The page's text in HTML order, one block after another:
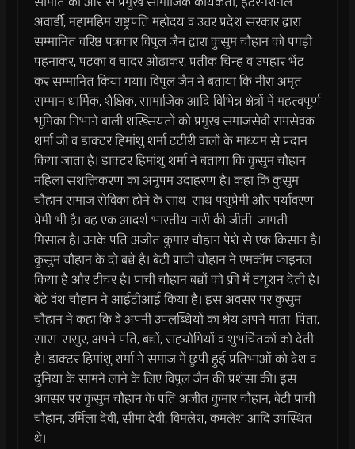
अवार्डी, महामहिम राष्ट्रपति महोदय व उत्तर प्रदेश सरकार द्वारा
सम्मानित वरिष्ठ पत्रकार विपुल जैन द्वारा कुसुम चौहान को पगड़ी
पहनाकर, पटका व चादर ओढ़ाकर, प्रतीक चिन्ह व उपहार भेंट
कर सम्मानित किया गया। विपुल जैन ने बताया कि नीरा अमृत
सम्मान धार्मिक, शैक्षिक, सामाजिक आदि विभिन्न क्षेत्रों में महत्वपूर्ण
भूमिका निभाने वाली शख्सियतों को प्रमुख समाजसेवी रामसेवक
शर्मा जी व डाक्टर हिमांशु शर्मा टटीरी वालों के माध्यम से प्रदान
किया जाता है। डाक्टर हिमांशु शर्मा ने बताया कि कुसुम चौहान
महिला सशक्तिकरण का अनुपम उदाहरण है। कहा कि कुसुम
चौहान समाज सेविका होने के साथ-साथ पशुप्रेमी और पर्यावरण
प्रेमी भी है। वह एक आदर्श भारतीय नारी की जीती-जागती
मिसाल है। उनके पति अजीत कुमार चौहान पेशे से एक किसान है।
कुसुम चौहान के दो बच्चे है। बेटी प्राची चौहान ने एमकॉम फाइनल
किया है और टीचर है। प्राची चौहान बच्चों को फ्री में टयूशन देती है।
बेटे वंश चौहान ने आईटीआई किया है। इस अवसर पर कुसुम
चौहान ने कहा कि वे अपनी उपलब्धियों का श्रेय अपने माता-पिता,
सास-ससुर, अपने पति, बच्चों, सहयोगियों व शुभचिंतकों को देती
है। डाक्टर हिमांशु शर्मा ने समाज में छुपी हुई प्रतिभाओं को देश व
दुनिया के सामने लाने के लिए विपुल जैन की प्रशंसा की। इस
अवसर पर कुसुम चौहान के पति अजीत कुमार चौहान, बेटी प्राची
चौहान, उर्मिला देवी, सीमा देवी, विमलेश, कमलेश आदि उपस्थित
थे।